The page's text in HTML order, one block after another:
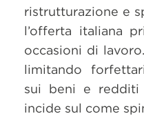
ristrutturazione e
l’offerta italiana
occasioni di
limitando
sui beni e redditi
incide sul come